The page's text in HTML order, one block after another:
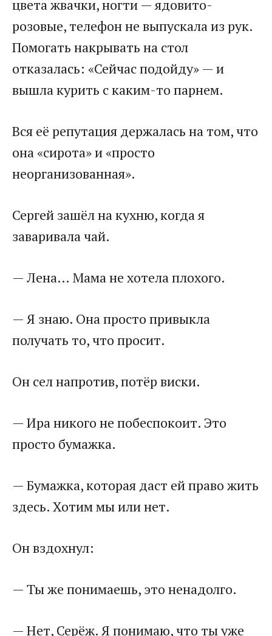
цвета жвачки, ногти — ядовито-
розовые, телефон не выпускала из рук.
Помогать накрывать на стол
отказалась: «Сейчас подойду» — и
вышла курить с каким-то парнем.
Вся её репутация держалась на том, что
она «сирота» и «просто
неорганизованная».
Сергей зашёл на кухню, когда я
заваривала чай.
— Лена… Мама не хотела плохого.
— Я знаю. Она просто привыкла
получать то, что просит.
Он сел напротив, потёр виски.
— Ира никого не побеспокоит. Это
просто бумажка.
— Бумажка, которая даст ей право жить
здесь. Хотим мы или нет.
Он вздохнул:
— Ты же понимаешь, это ненадолго.
— Нет, Серёж. Я понимаю, что ты уже